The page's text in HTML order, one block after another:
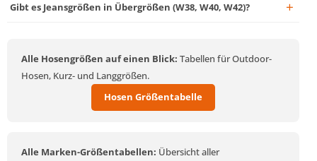
Gibt es Jeansgrößen in Übergrößen (W38, W40, W42)?
Alle Hosengrößen auf einen Blick: Tabellen für Outdoor-
Hosen, Kurz- und Langgrößen.
Hosen Größentabelle
Alle Marken-Größentabellen: Übersicht aller